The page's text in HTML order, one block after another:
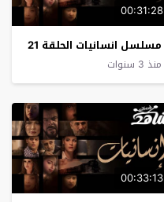
00:31:28
مسلسل انسانيات الحلقة 21
منذ 3 سنوات
00:33:13